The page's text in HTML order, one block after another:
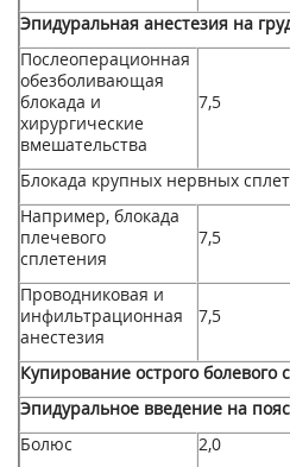
Эпидуральная анестезия на
Послеоперационная
обезболивающая
блокада и
хирургические
вмешательства
7,5
Блокада крупных нервных
Например, блокада
плечевого
сплетения
7,5
Проводниковая и
инфильтрационная
анестезия
7,5
Купирование острого болевого
Эпидуральное введение на
Болюс
2,0